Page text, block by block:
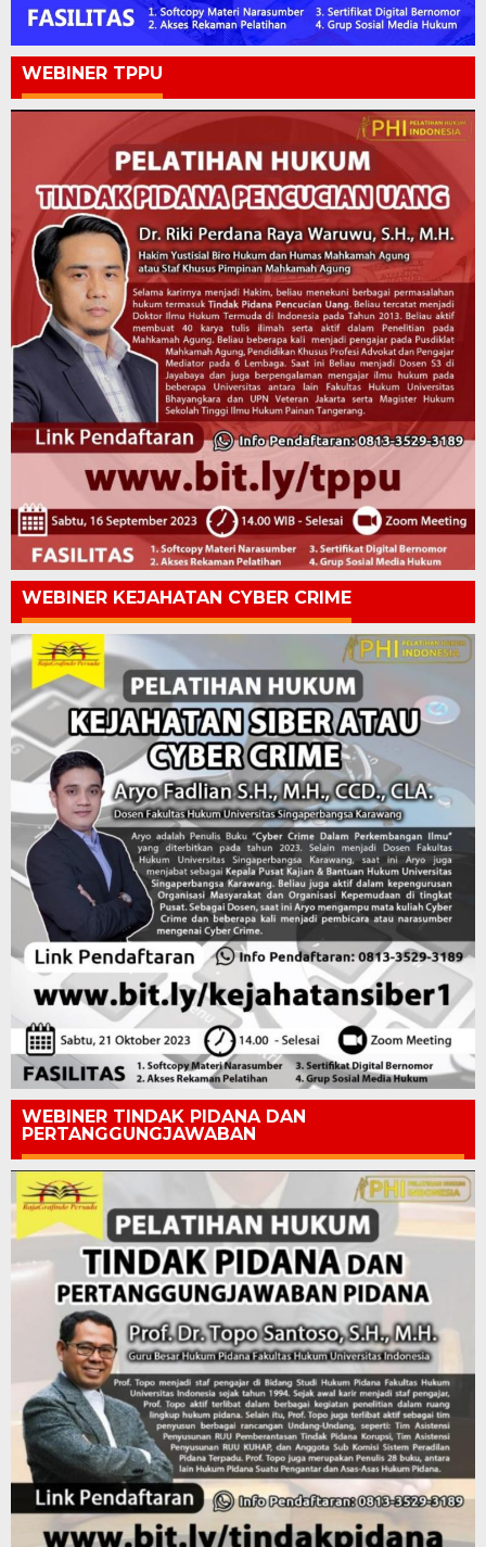
WEBINER TPPU
WEBINER KEJAHATAN CYBER CRIME
WEBINER TINDAK PIDANA DAN
PERTANGGUNGJAWABAN